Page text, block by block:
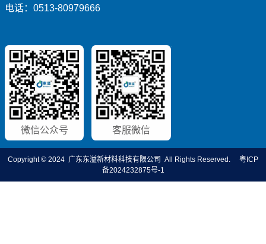
电话：0513-80979666
微信公众号 客服微信
Copyright © 2024 广东东溢新材料科技有限公司 All Rights Reserved.
粤ICP
备2024232875号-1